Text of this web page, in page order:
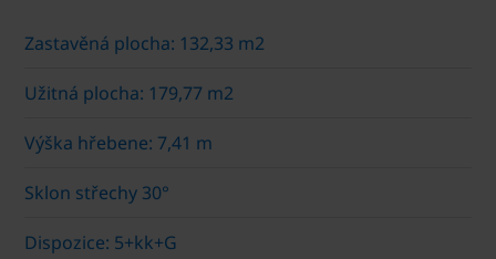
Zastavěná plocha: 132,33 m2
Užitná plocha: 179,77 m2
Výška hřebene: 7,41 m
Sklon střechy 30°
Dispozice: 5+kk+G